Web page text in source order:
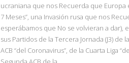
ucraniana que nos Recuerda que Europa
7 Meses”, una Invasión rusa que nos
esperábamos que No se volvieran a dar),
sus Partidos de la Tercera Jornada (J3) de
ACB “del Coronavirus”, de la Cuarta Liga